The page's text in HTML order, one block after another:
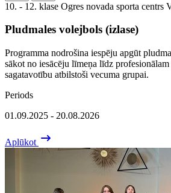
10. - 12. klase Ogres novada sporta centrs
Pludmales volejbols (izlase)
Programma nodrošina iespēju apgūt
sākot no iesācēju līmeņa līdz
sagatavotību atbilstoši vecuma grupai.
Periods
01.09.2025 - 20.08.2026
Aplūkot